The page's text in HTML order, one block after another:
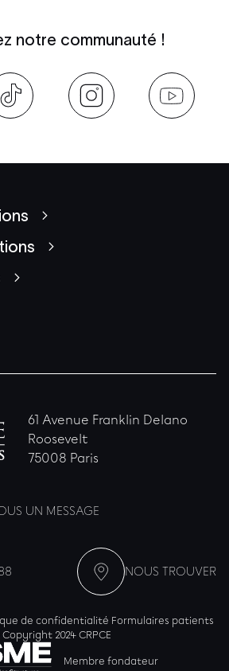
notre communauté !
61 Avenue Franklin Delano
Roosevelt
75008 Paris
UN MESSAGE
NOUS TROUVER
de confidentialité Formulaires patients
2024 CRPCE
Membre fondateur